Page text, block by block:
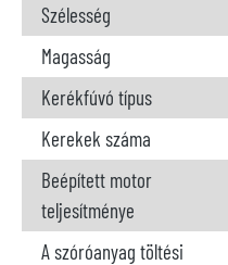
Szélesség
Magasság
Kerékfúvó típus
Kerekek száma
Beépített motor
teljesítménye
A szóróanyag töltési